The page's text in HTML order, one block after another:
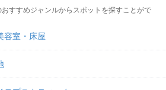
すすめジャンルからスポットを探すことがで
容室・床屋